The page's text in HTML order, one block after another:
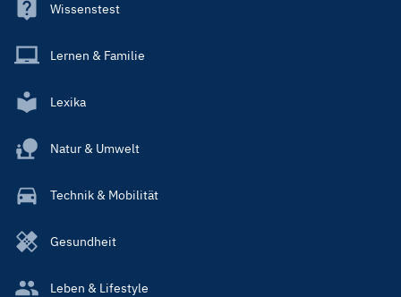
Wissenstest
Lernen & Familie
Lexika
Natur & Umwelt
Technik & Mobilität
Gesundheit
Leben & Lifestyle